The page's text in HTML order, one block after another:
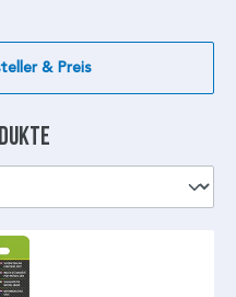
& Preis